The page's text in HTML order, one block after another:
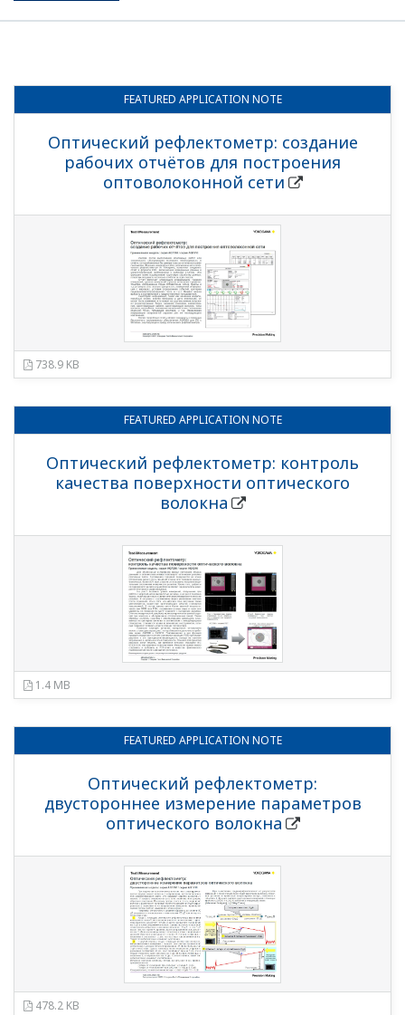
FEATURED APPLICATION NOTE
Оптический рефлектометр: создание
рабочих отчётов для построения
оптоволоконной сети
738.9 KB
FEATURED APPLICATION NOTE
Оптический рефлектометр: контроль
качества поверхности оптического
волокна
1.4 MB
FEATURED APPLICATION NOTE
Оптический рефлектометр:
двустороннее измерение параметров
оптического волокна
478.2 KB